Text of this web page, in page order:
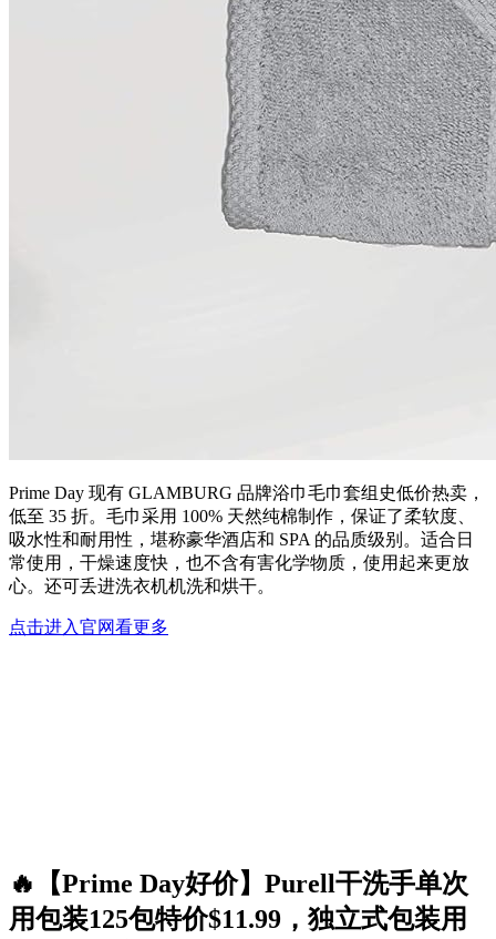
Prime Day 现有 GLAMBURG 品牌浴巾毛巾套组史低价热卖，
低至 35 折。毛巾采用 100% 天然纯棉制作，保证了柔软度、
吸水性和耐用性，堪称豪华酒店和 SPA 的品质级别。适合日
常使用，干燥速度快，也不含有害化学物质，使用起来更放
心。还可丢进洗衣机机洗和烘干。
点击进入官网看更多
🔥【Prime Day好价】Purell干洗手单次
用包装125包特价$11.99，独立式包装用